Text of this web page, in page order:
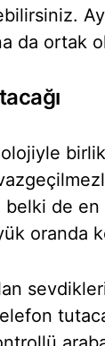
da ortak
belki de
oranda